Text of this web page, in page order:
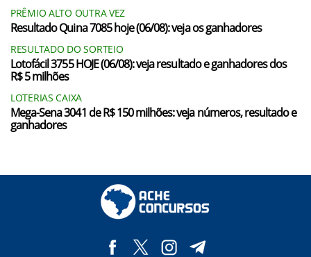
PRÊMIO ALTO OUTRA VEZ
Resultado Quina 7085 hoje (06/08): veja os ganhadores
RESULTADO DO SORTEIO
Lotofácil 3755 HOJE (06/08): veja resultado e ganhadores dos
R$ 5 milhões
LOTERIAS CAIXA
Mega-Sena 3041 de R$ 150 milhões: veja números, resultado e
ganhadores